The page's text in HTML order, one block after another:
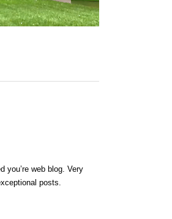
you’re web blog. Very
posts.